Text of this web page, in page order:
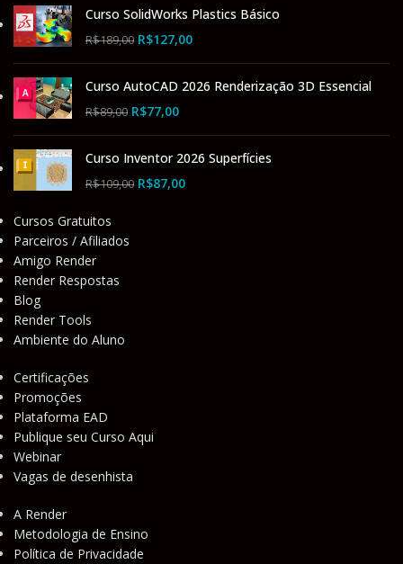
Curso SolidWorks Plastics Básico
R$189,00 R$127,00
Curso AutoCAD 2026 Renderização 3D Essencial
R$89,00 R$77,00
Curso Inventor 2026 Superfícies
R$109,00 R$87,00
Cursos Gratuitos
Parceiros / Afiliados
Amigo Render
Render Respostas
Blog
Render Tools
Ambiente do Aluno
Certificações
Promoções
Plataforma EAD
Publique seu Curso Aqui
Webinar
Vagas de desenhista
A Render
Metodologia de Ensino
Política de Privacidade